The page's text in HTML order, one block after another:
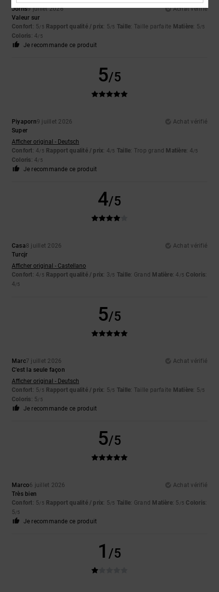
Jorris9 juillet 2026
Achat vérifié
Valeur sur
Confort: 5/5 Rapport qualité / prix: 5/5 Taille: Taille parfaite Matière: 5/5
Coloris: 4/5
Je recommande ce produit
5/5
Piyaporn9 juillet 2026
Achat vérifié
Super
Afficher original - Deutsch
Confort: 4/5 Rapport qualité / prix: 4/5 Taille: Trop grand Matière: 4/5
Coloris: 4/5
Je recommande ce produit
4/5
Casa8 juillet 2026
Achat vérifié
Turcjr
Afficher original - Castellano
Confort: 4/5 Rapport qualité / prix: 3/5 Taille: Grand Matière: 4 /5 Coloris:
4/5
5/5
Marc7 juillet 2026
Achat vérifié
C'est la seule façon
Afficher original - Deutsch
Confort: 5/5 Rapport qualité / prix: 5/5 Taille: Taille parfaite Matière: 5/5
Coloris: 5/5
Je recommande ce produit
5/5
Marco6 juillet 2026
Achat vérifié
Très bien
Confort: 5/5 Rapport qualité / prix: 5/5 Taille: Grand Matière: 5 /5 Coloris:
5/5
Je recommande ce produit
1 /5